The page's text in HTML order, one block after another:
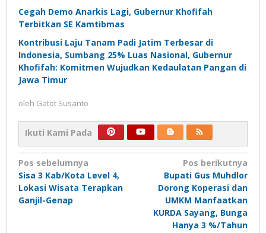
Cegah Demo Anarkis Lagi, Gubernur Khofifah
Terbitkan SE Kamtibmas
Kontribusi Laju Tanam Padi Jatim Terbesar di
Indonesia, Sumbang 25% Luas Nasional, Gubernur
Khofifah: Komitmen Wujudkan Kedaulatan Pangan di
Jawa Timur
oleh Gatot Susanto
Ikuti Kami Pada
Navigasi
pos
Pos sebelumnya
Sisa 3 Kab/Kota Level 4,
Lokasi Wisata Terapkan
Ganjil-Genap
Pos berikutnya
Bupati Gus Muhdlor
Dorong Koperasi dan
UMKM Manfaatkan
KURDA Sayang, Bunga
Hanya 3 %/Tahun